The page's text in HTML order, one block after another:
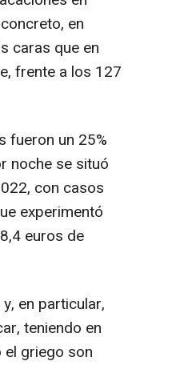
en
caras que en
frente a los 127
fueron un 25%
noche se situó
con casos
experimentó
euros de
en particular,
teniendo en
griego son